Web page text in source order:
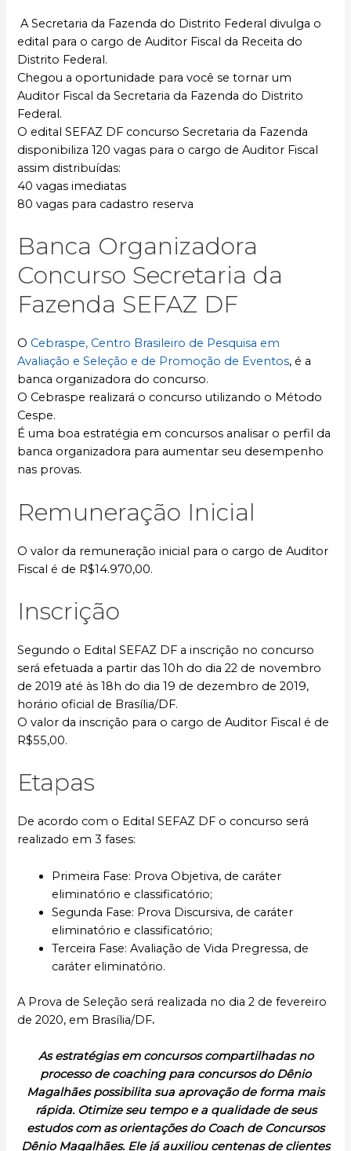
A Secretaria da Fazenda do Distrito Federal divulga o
edital para o cargo de Auditor Fiscal da Receita do
Distrito Federal.
Chegou a oportunidade para você se tornar um
Auditor Fiscal da Secretaria da Fazenda do Distrito
Federal.
O edital SEFAZ DF concurso Secretaria da Fazenda
disponibiliza 120 vagas para o cargo de Auditor Fiscal
assim distribuídas:
40 vagas imediatas
80 vagas para cadastro reserva
Banca Organizadora
Concurso Secretaria da
Fazenda SEFAZ DF
O Cebraspe, Centro Brasileiro de Pesquisa em
Avaliação e Seleção e de Promoção de Eventos, é a
banca organizadora do concurso.
O Cebraspe realizará o concurso utilizando o Método
Cespe.
É uma boa estratégia em concursos analisar o perfil da
banca organizadora para aumentar seu desempenho
nas provas.
Remuneração Inicial
O valor da remuneração inicial para o cargo de Auditor
Fiscal é de R$14.970,00.
Inscrição
Segundo o Edital SEFAZ DF a inscrição no concurso
será efetuada a partir das 10h do dia 22 de novembro
de 2019 até às 18h do dia 19 de dezembro de 2019,
horário oficial de Brasília/DF.
O valor da inscrição para o cargo de Auditor Fiscal é de
R$55,00.
Etapas
De acordo com o Edital SEFAZ DF o concurso será
realizado em 3 fases:
Primeira Fase: Prova Objetiva, de caráter
eliminatório e classificatório;
Segunda Fase: Prova Discursiva, de caráter
eliminatório e classificatório;
Terceira Fase: Avaliação de Vida Pregressa, de
caráter eliminatório.
A Prova de Seleção será realizada no dia 2 de fevereiro
de 2020, em Brasília/DF.
As estratégias em concursos compartilhadas no
processo de coaching para concursos do Dênio
Magalhães possibilita sua aprovação de forma mais
rápida. Otimize seu tempo e a qualidade de seus
estudos com as orientações do Coach de Concursos
Dênio Magalhães. Ele já auxiliou centenas de clientes